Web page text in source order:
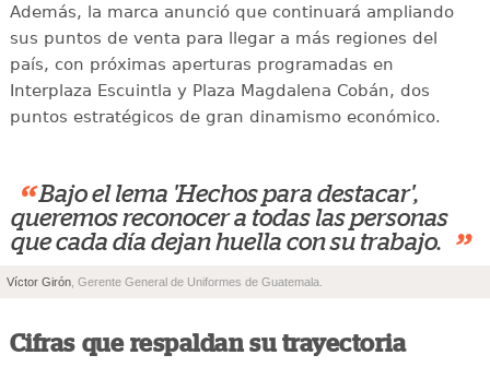
Además, la marca anunció que continuará ampliando
sus puntos de venta para llegar a más regiones del
país, con próximas aperturas programadas en
Interplaza Escuintla y Plaza Magdalena Cobán, dos
puntos estratégicos de gran dinamismo económico.
“ Bajo el lema 'Hechos para destacar',
queremos reconocer a todas las personas
que cada día dejan huella con su trabajo.
”
Víctor Girón , Gerente General de Uniformes de Guatemala.
Cifras que respaldan su trayectoria